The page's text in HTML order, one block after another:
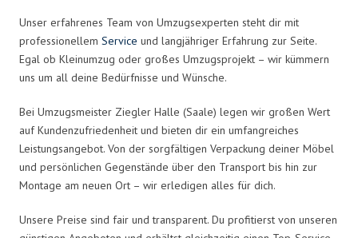
Unser erfahrenes Team von Umzugsexperten steht dir mit
professionellem Service und langjähriger Erfahrung zur Seite.
Egal ob Kleinumzug oder großes Umzugsprojekt – wir kümmern
uns um all deine Bedürfnisse und Wünsche.
Bei Umzugsmeister Ziegler Halle (Saale) legen wir großen Wert
auf Kundenzufriedenheit und bieten dir ein umfangreiches
Leistungsangebot. Von der sorgfältigen Verpackung deiner Möbel
und persönlichen Gegenstände über den Transport bis hin zur
Montage am neuen Ort – wir erledigen alles für dich.
Unsere Preise sind fair und transparent. Du profitierst von unseren